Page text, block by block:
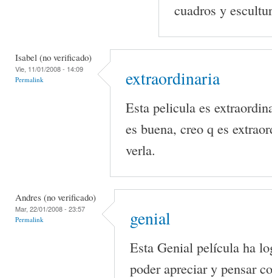
cuadros y
Isabel (no verificado)
Vie, 11/01/2008 - 14:09
Permalink extraordinaria
Esta pelicula es
es buena, creo q es
verla.
Andres (no verificado)
Mar, 22/01/2008 - 23:57
Permalink genial
Esta Genial película ha
poder apreciar y pensar